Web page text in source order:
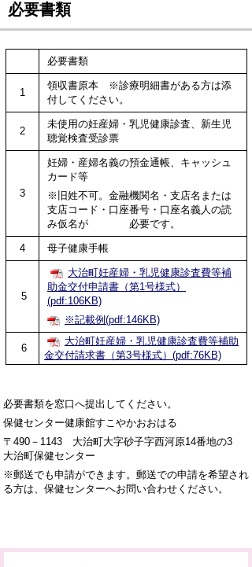
必要書類
必要書類
1
領収書原本 ※診療明細書がある方は添
付してください。
2
未使用の妊産婦・乳児健康診査、新生児
聴覚検査受診票
3
妊婦・産婦名義の預金通帳、キャッシュ
カード等
※旧姓不可。 金融機関名・支店名または
支店コード・口座番号・口座名義人の読
み仮名が 必要です。
4 母子健康手帳
5
大治町妊産婦・乳児健康診査費等補
助金交付申請書（第1号様式）
(pdf:106KB)
※記載例(pdf:146KB)
6
大治町妊産婦・乳児健康診査費等補助
金交付請求書（第3号様式）(pdf:76KB)
必要書類を窓口へ提出してください。
保健センター健康館すこやかおおはる
〒490－1143 大治町大字砂子字西河原14番地の3
大治町保健センター
※郵送でも申請ができます。郵送での申請を希望され
る方は、保健センターへお問い合わせください。